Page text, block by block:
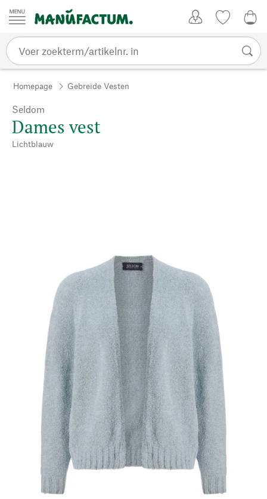
Passer au contenu
Homepage Gebreide Vesten
Seldom
Dames vest
Lichtblauw